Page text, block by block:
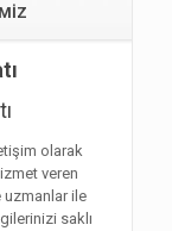
olarak
veren
uzmanlar ile
saklı